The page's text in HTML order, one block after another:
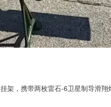
架，携带两枚雷石-6卫星制导滑